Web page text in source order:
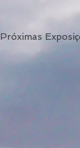
Próximas